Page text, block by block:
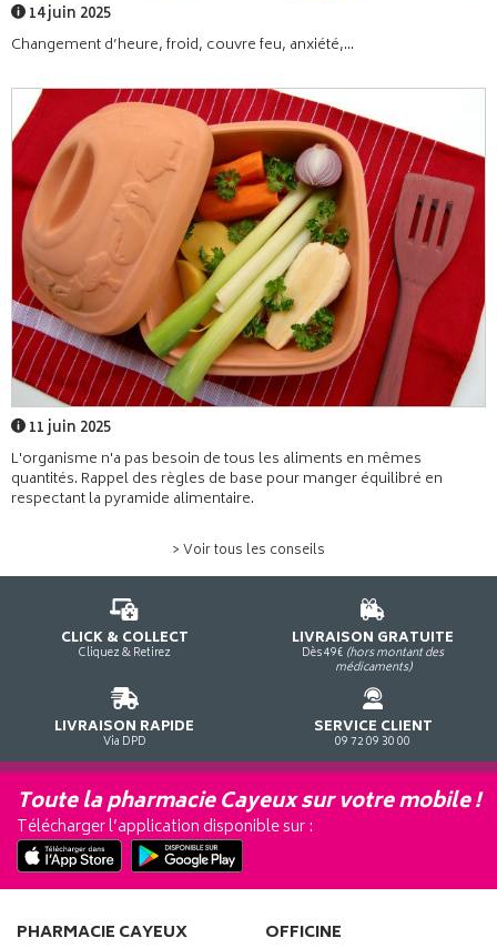
14 juin 2025
Changement d’heure, froid, couvre feu, anxiété,...
11 juin 2025
L'organisme n'a pas besoin de tous les aliments en mêmes
quantités. Rappel des règles de base pour manger équilibré en
respectant la pyramide alimentaire.
> Voir tous les conseils
CLICK & COLLECT
Cliquez & Retirez
LIVRAISON GRATUITE
Dès 49€ (hors montant des
médicaments)
LIVRAISON RAPIDE
Via DPD
SERVICE CLIENT
09 72 09 30 00
Toute la pharmacie Cayeux sur votre mobile !
Télécharger l’application disponible sur :
PHARMACIE CAYEUX OFFICINE